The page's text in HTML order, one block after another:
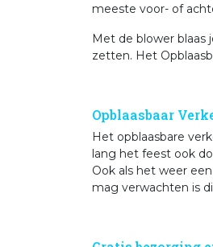
meeste voor- of
Met de blower
zetten. Het
Opblaasbaar
Het opblaasbare
lang het feest ook
Ook als het weer
mag verwachten is